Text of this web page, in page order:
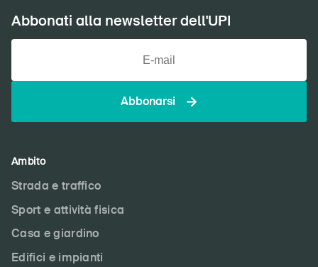
Abbonati alla newsletter dell'UPI
Abbonarsi
Ambito
Strada e traffico
Sport e attività fisica
Casa e giardino
Edifici e impianti